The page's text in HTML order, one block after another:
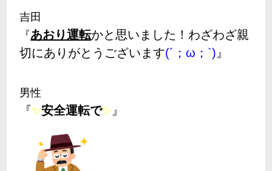
吉田
『あおり運転かと思いました！わざわざ親
切にありがとうございます(´；ω；`) 』
男性
『✨安全運転で✨ 』